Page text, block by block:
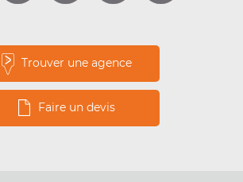
Trouver une agence
Faire un devis